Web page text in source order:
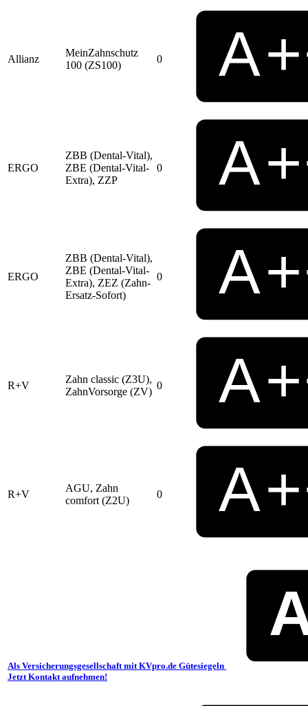
Allianz
MeinZahnschutz
100 (ZS100)
0
ERGO
ZBB (Dental-Vital),
ZBE (Dental-Vital-
Extra), ZZP
0
ERGO
ZBB (Dental-Vital),
ZBE (Dental-Vital-
Extra), ZEZ (Zahn-
Ersatz-Sofort)
0
R+V
Zahn classic (Z3U),
ZahnVorsorge (ZV)
0
R+V
AGU, Zahn
comfort (Z2U)
0
Als Versicherungsgesellschaft mit KVpro.de Gütesiegeln
Jetzt Kontakt aufnehmen!